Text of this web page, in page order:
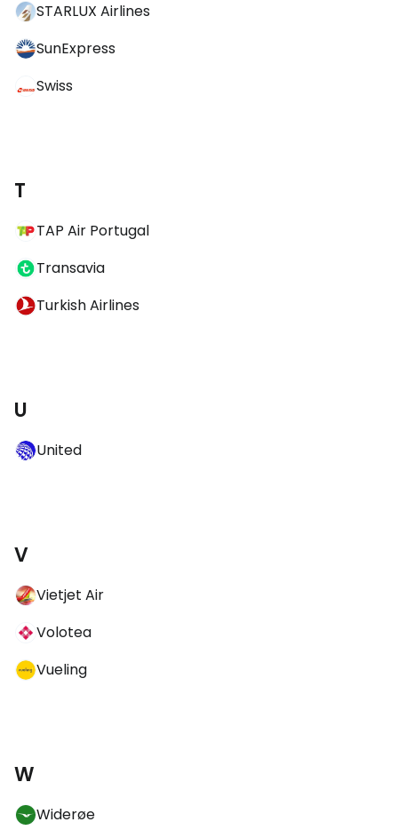
STARLUX Airlines
SunExpress
Swiss
T
TAP Air Portugal
Transavia
Turkish Airlines
U
United
V
Vietjet Air
Volotea
Vueling
W
Widerøe